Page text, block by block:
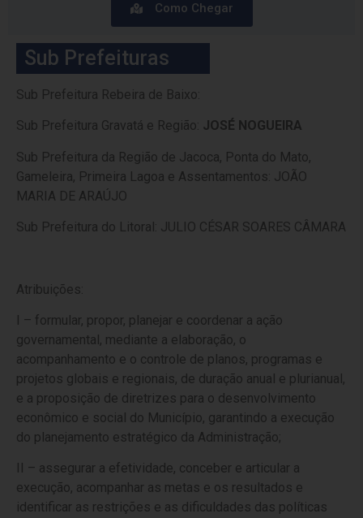
Como Chegar
Sub Prefeituras
Sub Prefeitura Rebeira de Baixo:
Sub Prefeitura Gravatá e Região: JOSÉ NOGUEIRA
Sub Prefeitura da Região de Jacoca, Ponta do Mato,
Gameleira, Primeira Lagoa e Assentamentos: JOÃO
MARIA DE ARAÚJO
Sub Prefeitura do Litoral: JULIO CÉSAR SOARES CÂMARA
Atribuições:
I – formular, propor, planejar e coordenar a ação
governamental, mediante a elaboração, o
acompanhamento e o controle de planos, programas e
projetos globais e regionais, de duração anual e plurianual,
e a proposição de diretrizes para o desenvolvimento
econômico e social do Município, garantindo a execução
do planejamento estratégico da Administração;
II – assegurar a efetividade, conceber e articular a
execução, acompanhar as metas e os resultados e
identificar as restrições e as dificuldades das políticas